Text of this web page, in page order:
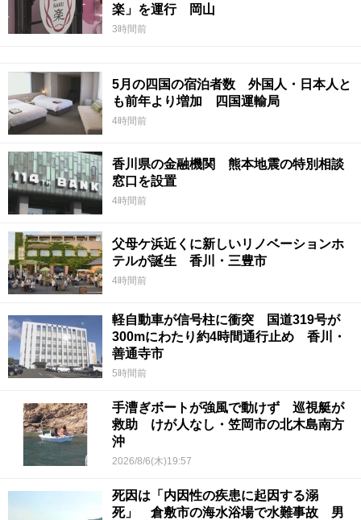
楽」を運行 岡山
3時間前
5月の四国の宿泊者数 外国人・日本人と
も前年より増加 四国運輸局
4時間前
香川県の金融機関 熊本地震の特別相談
窓口を設置
4時間前
父母ケ浜近くに新しいリノベーションホ
テルが誕生 香川・三豊市
4時間前
軽自動車が信号柱に衝突 国道319号が
300mにわたり約4時間通行止め 香川・
善通寺市
5時間前
手漕ぎボートが強風で動けず 巡視艇が
救助 けが人なし・笠岡市の北木島南方
沖
2026/8/6(木)19:57
死因は「内因性の疾患に起因する溺
死」 倉敷市の海水浴場で水難事故 男